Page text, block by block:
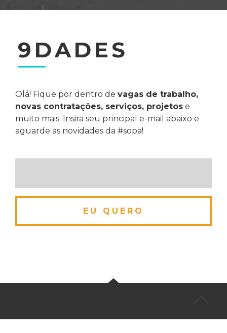
9DADES
Olá! Fique por dentro de vagas de trabalho,
novas contratações, serviços, projetos e
muito mais. Insira seu principal e-mail abaixo e
aguarde as novidades da #sopa!